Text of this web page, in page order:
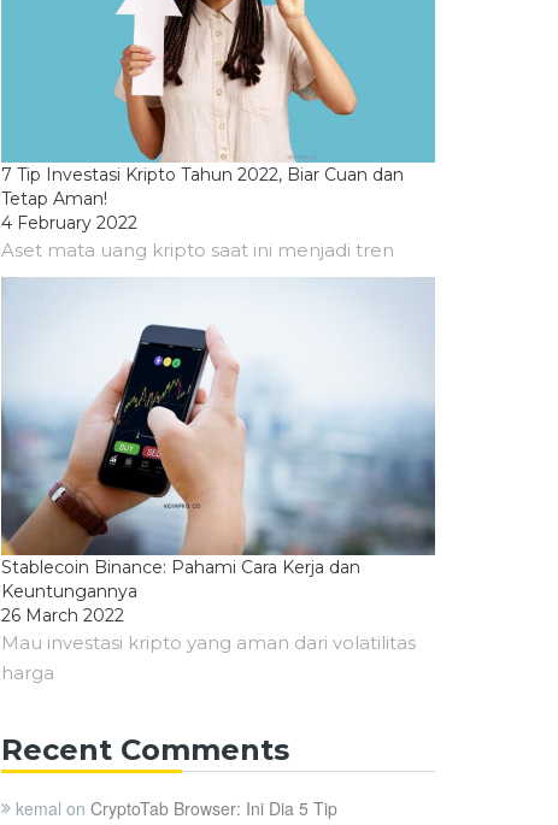
7 Tip Investasi Kripto Tahun 2022, Biar Cuan dan
Tetap Aman!
4 February 2022
Aset mata uang kripto saat ini menjadi tren
Stablecoin Binance: Pahami Cara Kerja dan
Keuntungannya
26 March 2022
Mau investasi kripto yang aman dari volatilitas
harga
Recent Comments
kemal on CryptoTab Browser: Ini Dia 5 Tip